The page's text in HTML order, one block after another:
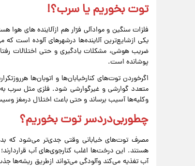
توت بخوریم یا سرب؟!
فلزات سنگین و موادآلی فرّار هم ازآلاینده های هوا
یکی ازشایع‌ترین آلاینده‌ها درشهرهای آلوده است
ضریب هوشی، مشکلات یادگیری و حتی اختلالات
پوشانده است.
اگرخوردن توت‌های کنارخیابان‌ها و اتوبان‌ها
متعدد گوارشی و غیرگوارشی شود. فلزی مثل سرب
وکلیه‌ها آسیب برساند و حتی باعث اختلال درمغز
چطوربی‌دردسر توت بخوریم؟
مصرف توت‌های خیابانی وقتی جدی‌تر می‌شود که
هستند. این درخت‌ها اغلب کنارجوی‌های آب
آب تغذیه می‌کند وآلودگی می‌تواند ازطریق ریشه‌ها